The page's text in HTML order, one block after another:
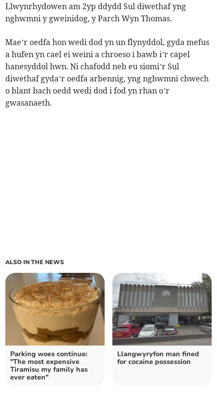
Llwynrhydowen am 2yp ddydd Sul diwethaf yng
nghwmni y gweinidog, y Parch Wyn Thomas.
Mae’r oedfa hon wedi dod yn un flynyddol, gyda mefus
a hufen yn cael ei weini a chroeso i bawb i’r capel
hanesyddol hwn. Ni chafodd neb eu siomi’r Sul
diwethaf gyda’r oedfa arbennig, yng nghwmni chwech
o blant bach oedd wedi dod i fod yn rhan o’r
gwasanaeth.
ALSO IN THE NEWS
Parking woes continue:
"The most expensive
Tiramisu my family has
ever eaten"
Llangwyryfon man fined
for cocaine possession